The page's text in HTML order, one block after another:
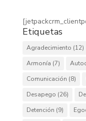
Etiquetas
Agradecimiento (12)
Armonía (7)
Comunicación (8)
Desapego (26)
Detención (9)